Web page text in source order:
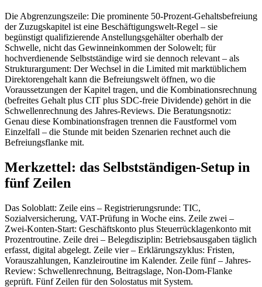
Die Abgrenzungszeile: Die prominente 50-Prozent-Gehaltsbefreiung
der Zuzugskapitel ist eine Beschäftigungswelt-Regel – sie
begünstigt qualifizierende Anstellungsgehälter oberhalb der
Schwelle, nicht das Gewinneinkommen der Solowelt; für
hochverdienende Selbstständige wird sie dennoch relevant – als
Strukturargument: Der Wechsel in die Limited mit marktüblichem
Direktorengehalt kann die Befreiungswelt öffnen, wo die
Voraussetzungen der Kapitel tragen, und die Kombinationsrechnung
(befreites Gehalt plus CIT plus SDC-freie Dividende) gehört in die
Schwellenrechnung des Jahres-Reviews. Die Beratungsnotiz:
Genau diese Kombinationsfragen trennen die Faustformel vom
Einzelfall – die Stunde mit beiden Szenarien rechnet auch die
Befreiungsflanke mit.
Merkzettel: das Selbstständigen-Setup in
fünf Zeilen
Das Soloblatt: Zeile eins – Registrierungsrunde: TIC,
Sozialversicherung, VAT-Prüfung in Woche eins. Zeile zwei –
Zwei-Konten-Start: Geschäftskonto plus Steuerrücklagenkonto mit
Prozentroutine. Zeile drei – Belegdisziplin: Betriebsausgaben täglich
erfasst, digital abgelegt. Zeile vier – Erklärungszyklus: Fristen,
Vorauszahlungen, Kanzleiroutine im Kalender. Zeile fünf – Jahres-
Review: Schwellenrechnung, Beitragslage, Non-Dom-Flanke
geprüft. Fünf Zeilen für den Solostatus mit System.